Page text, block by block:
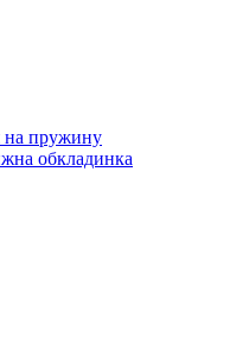
на пружину
обкладинка